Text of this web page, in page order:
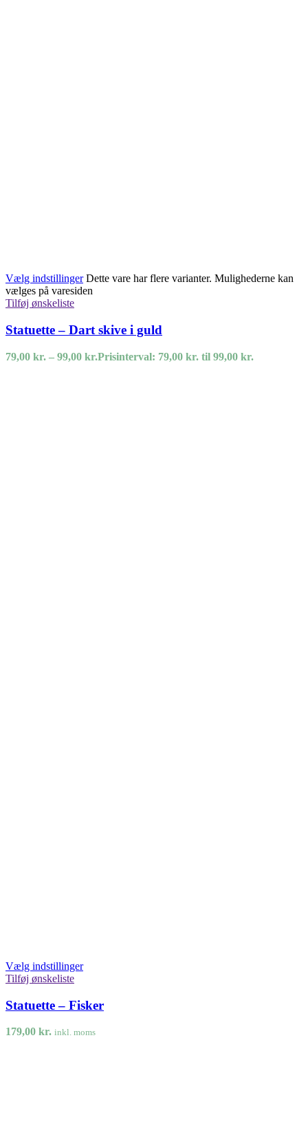
Vælg indstillinger Dette vare har flere varianter. Mulighederne kan
vælges på varesiden
Tilføj ønskeliste
Statuette – Dart skive i guld
79,00 kr. – 99,00 kr.Prisinterval: 79,00 kr. til 99,00 kr.
Vælg indstillinger
Tilføj ønskeliste
Statuette – Fisker
179,00 kr. inkl. moms